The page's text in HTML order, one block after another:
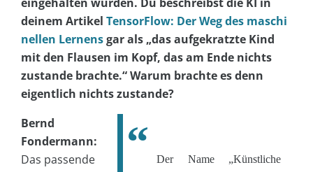
deinem Artikel TensorFlow: Der Weg des maschi
nellen Lernensgar als „das aufgekratzte Kind
mit den Flausen im Kopf, das am Ende nichts
zustande brachte.“ Warum brachte es denn
eigentlich nichts zustande?
Der Name „Künstliche
Bernd
Fondermann:
Das passende